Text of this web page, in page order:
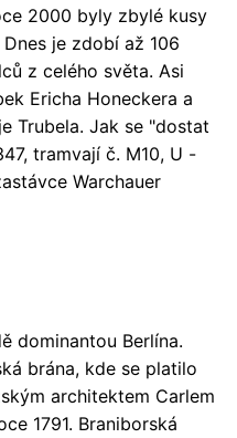
2000 byly zbylé kusy
je zdobí až 106
z celého světa. Asi
Ericha Honeckera a
Trubela. Jak se "dostat
tramvají č. M10, U -
Warchauer
dominantou Berlína.
brána, kde se platilo
architektem Carlem
1791. Braniborská